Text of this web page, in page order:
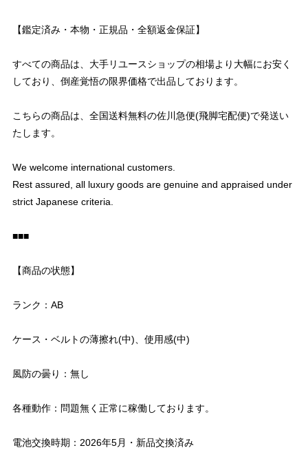
【鑑定済み・本物・正規品・全額返金保証】
すべての商品は、大手リユースショップの相場より大幅にお安く
しており、倒産覚悟の限界価格で出品しております。
こちらの商品は、全国送料無料の佐川急便(飛脚宅配便)で発送い
たします。
We welcome international customers.
Rest assured, all luxury goods are genuine and appraised under
strict Japanese criteria.
■■■
【商品の状態】
ランク：AB
ケース・ベルトの薄擦れ(中)、使用感(中)
風防の曇り：無し
各種動作：問題無く正常に稼働しております。
電池交換時期：2026年5月・新品交換済み